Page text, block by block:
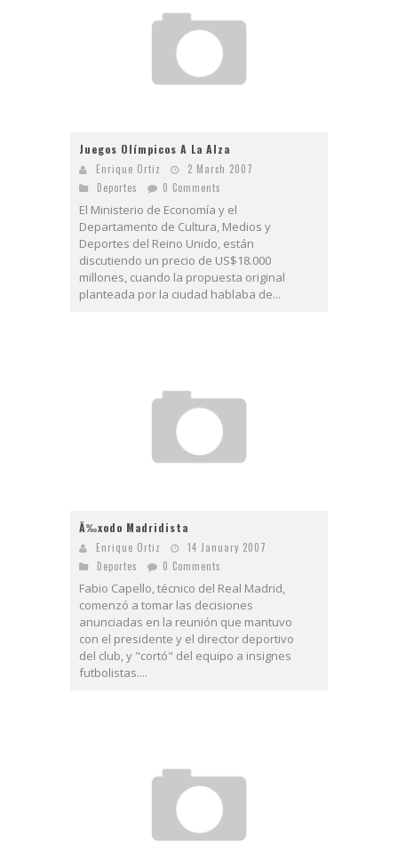
Juegos Olímpicos A La Alza
Enrique Ortiz
2 March 2007
Deportes
0 Comments
El Ministerio de Economía y el
Departamento de Cultura, Medios y
Deportes del Reino Unido, están
discutiendo un precio de US$18.000
millones, cuando la propuesta original
planteada por la ciudad hablaba de...
Ã‰xodo Madridista
Enrique Ortiz
14 January 2007
Deportes
0 Comments
Fabio Capello, técnico del Real Madrid,
comenzó a tomar las decisiones
anunciadas en la reunión que mantuvo
con el presidente y el director deportivo
del club, y "cortó" del equipo a insignes
futbolistas....